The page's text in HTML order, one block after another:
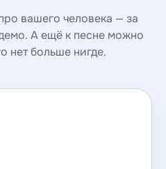
вашего человека — за
А ещё к песне можно
нет больше нигде.